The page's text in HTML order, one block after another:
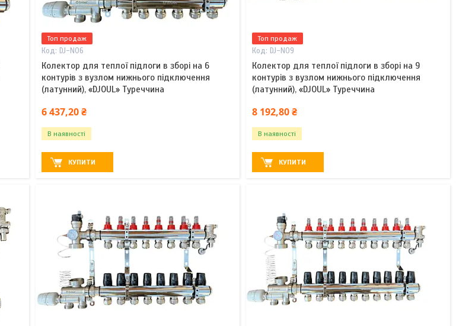
Топ продаж
DJ-N06
Колектор для теплої підлоги в зборі на 6
контурів з вузлом нижнього підключення
(латунний), «DJOUL» Туреччина
6 437,20 ₴
В наявності
КУПИТИ
Топ продаж
DJ-N09
Колектор для теплої підлоги в зборі на 9
контурів з вузлом нижнього підключення
(латунний), «DJOUL» Туреччина
8 192,80 ₴
В наявності
КУПИТИ